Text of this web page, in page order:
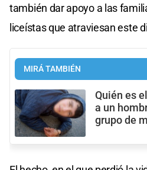
también dar apoyo a las
liceístas que atraviesan este
MIRÁ TAMBIÉN
Quién es
a un
grupo de